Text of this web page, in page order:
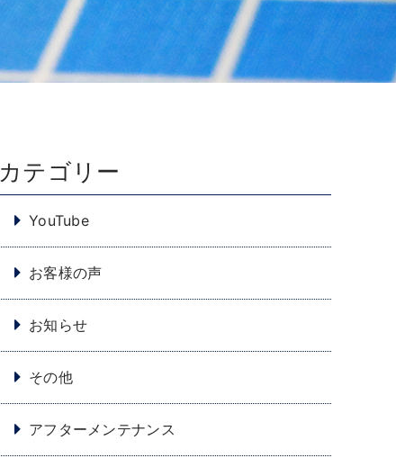
カテゴリー
YouTube
お客様の声
お知らせ
その他
アフターメンテナンス